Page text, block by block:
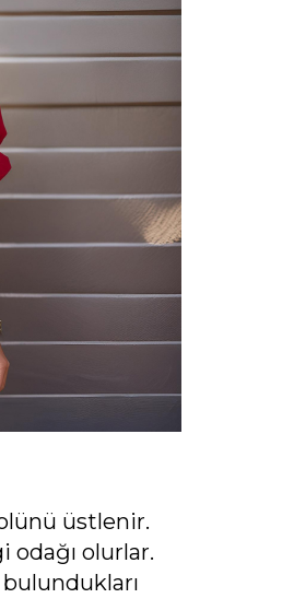
üstlenir.
olurlar.